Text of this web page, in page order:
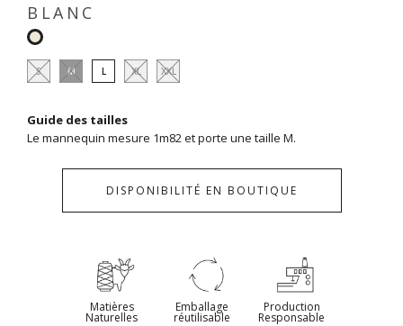
BLANC
Blanc
S M L XL XXL
Guide des tailles
Le mannequin mesure 1m82 et porte une taille M.
DISPONIBILITÉ EN BOUTIQUE
Matières
Naturelles
Emballage
réutilisable
Production
Responsable